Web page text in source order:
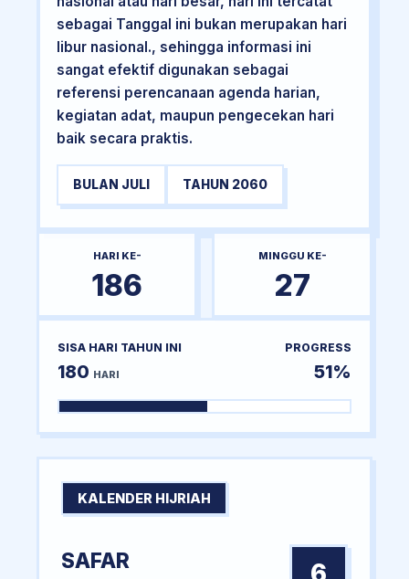
sebagai Tanggal ini bukan merupakan hari
libur nasional., sehingga informasi ini
sangat efektif digunakan sebagai
referensi perencanaan agenda harian,
kegiatan adat, maupun pengecekan hari
baik secara praktis.
BULAN JULI TAHUN 2060
HARI KE-
186
MINGGU KE-
27
SISA HARI TAHUN INI
180 HARI
PROGRESS
51%
KALENDER HIJRIAH
SAFAR